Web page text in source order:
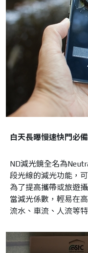
白天長曝慢速快門必
ND減光鏡全名為
段光線的減光功能，
為了提高攜帶或旅遊
當減光係數，輕易在
流水、車流、人流等